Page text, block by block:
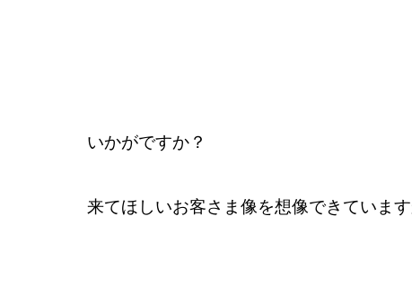
いかがですか？
来てほしいお客さま像を想像できています